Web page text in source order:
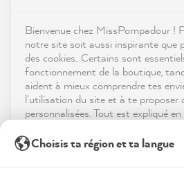
Service
Contact
Télécharger l'appli
Les médias sociaux
Bienvenue chez MissPompadour !
notre site soit aussi inspirante que
des cookies.. Certains sont
fonctionnement de la boutique,
aident à mieux comprendre tes
l'utilisation du site et à te proposer
personnalisées. Tout est expliqué
En cliquant sur « Tout accepter », tu
peaufiner ton expérience avec
Client vérifié
MissPompadour
Choisis ta région et ta langue